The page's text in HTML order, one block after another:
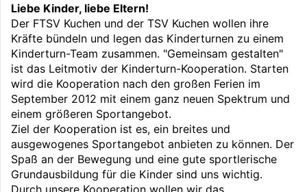
Liebe Kinder, liebe Eltern!
Der FTSV Kuchen und der TSV Kuchen wollen ihre
Kräfte bündeln und legen das Kinderturnen zu einem
Kinderturn-Team zusammen. "Gemeinsam gestalten"
ist das Leitmotiv der Kinderturn-Kooperation. Starten
wird die Kooperation nach den großen Ferien im
September 2012 mit einem ganz neuen Spektrum und
einem größeren Sportangebot.
Ziel der Kooperation ist es, ein breites und
ausgewogenes Sportangebot anbieten zu können. Der
Spaß an der Bewegung und eine gute sportlerische
Grundausbildung für die Kinder sind uns wichtig.
Durch unsere Kooperation wollen wir das